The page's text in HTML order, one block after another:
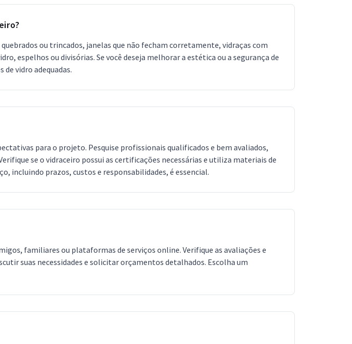
ou trincados, janelas que não fecham corretamente, vidraças com
espelhos ou divisórias. Se você deseja melhorar a estética ou a segurança de
vidro adequadas.
para o projeto. Pesquise profissionais qualificados e bem avaliados,
se o vidraceiro possui as certificações necessárias e utiliza materiais de
incluindo prazos, custos e responsabilidades, é essencial.
familiares ou plataformas de serviços online. Verifique as avaliações e
suas necessidades e solicitar orçamentos detalhados. Escolha um